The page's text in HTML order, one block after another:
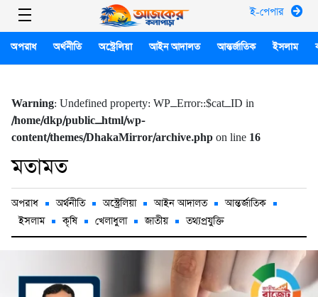
ই-পেপার
অপরাধ অর্থনীতি অস্ট্রেলিয়া আইন আদালত আন্তর্জাতিক ইসলাম
Warning: Undefined property: WP_Error::$cat_ID in
/home/dkp/public_html/wp-
content/themes/DhakaMirror/archive.php on line 16
মতামত
অপরাধ অর্থনীতি অস্ট্রেলিয়া আইন আদালত
আন্তর্জাতিক
ইসলাম
কৃষি খেলাধুলা জাতীয় তথ্যপ্রযুক্তি